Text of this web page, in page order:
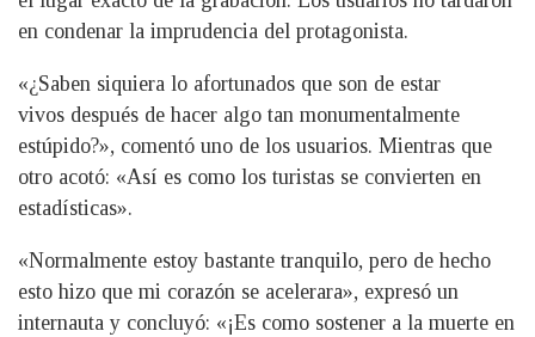
en condenar la imprudencia del protagonista.
«¿Saben siquiera lo afortunados que son de estar
vivos después de hacer algo tan monumentalmente
estúpido?», comentó uno de los usuarios. Mientras que
otro acotó: «Así es como los turistas se convierten en
estadísticas».
«Normalmente estoy bastante tranquilo, pero de hecho
esto hizo que mi corazón se acelerara», expresó un
internauta y concluyó: «¡Es como sostener a la muerte en